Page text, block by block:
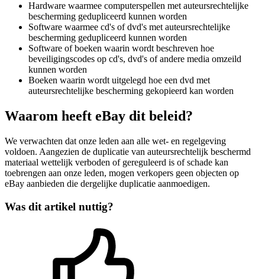
Hardware waarmee computerspellen met auteursrechtelijke
bescherming gedupliceerd kunnen worden
Software waarmee cd's of dvd's met auteursrechtelijke
bescherming gedupliceerd kunnen worden
Software of boeken waarin wordt beschreven hoe
beveiligingscodes op cd's, dvd's of andere media omzeild
kunnen worden
Boeken waarin wordt uitgelegd hoe een dvd met
auteursrechtelijke bescherming gekopieerd kan worden
Waarom heeft eBay dit beleid?
We verwachten dat onze leden aan alle wet- en regelgeving
voldoen. Aangezien de duplicatie van auteursrechtelijk beschermd
materiaal wettelijk verboden of gereguleerd is of schade kan
toebrengen aan onze leden, mogen verkopers geen objecten op
eBay aanbieden die dergelijke duplicatie aanmoedigen.
Was dit artikel nuttig?